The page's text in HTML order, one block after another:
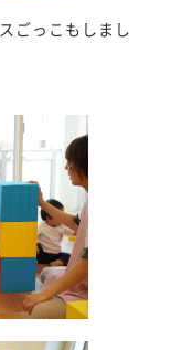
ごっこもしまし